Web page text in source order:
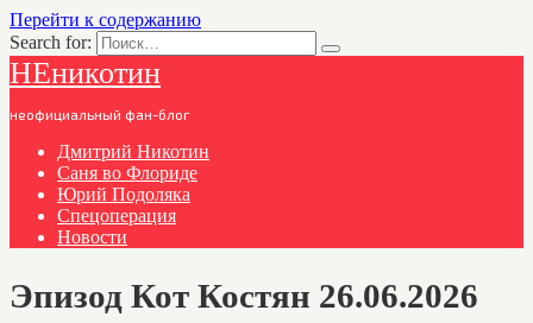
Перейти к содержанию
Search for:
НЕникотин
неофициальный фан-блог
Дмитрий Никотин
Саня во Флориде
Юрий Подоляка
Спецоперация
Новости
Эпизод Кот Костян 26.06.2026